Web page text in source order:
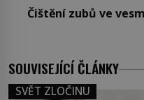
Čištění zubů ve
SOUVISEJÍCÍ ČLÁNKY
SVĚT ZLOČINU